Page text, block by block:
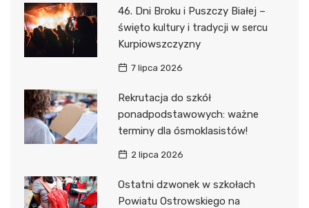
46. Dni Broku i Puszczy Białej –
święto kultury i tradycji w sercu
Kurpiowszczyzny
7 lipca 2026
Rekrutacja do szkół
ponadpodstawowych: ważne
terminy dla ósmoklasistów!
2 lipca 2026
Ostatni dzwonek w szkołach
Powiatu Ostrowskiego na